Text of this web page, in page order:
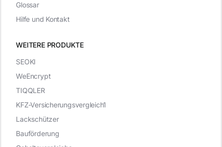
WEITERE PRODUKTE
Glossar
Hilfe und Kontakt
SEOKI
WeEncrypt
TIQQLER
KFZ-Versicherungsvergleich1
Lackschützer
Bauförderung